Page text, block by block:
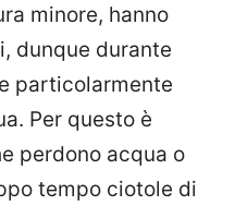
minore, hanno
dunque durante
particolarmente
Per questo è
perdono acqua o
tempo ciotole di